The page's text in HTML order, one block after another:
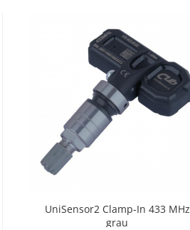
UniSensor2 Clamp-In 433 MHz
grau